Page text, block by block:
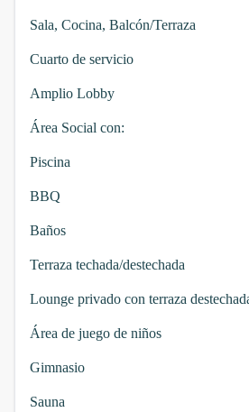
Sala, Cocina, Balcón/Terraza
Cuarto de servicio
Amplio Lobby
Área Social con:
Piscina
BBQ
Baños
Terraza techada/destechada
Lounge privado con terraza
Área de juego de niños
Gimnasio
Sauna